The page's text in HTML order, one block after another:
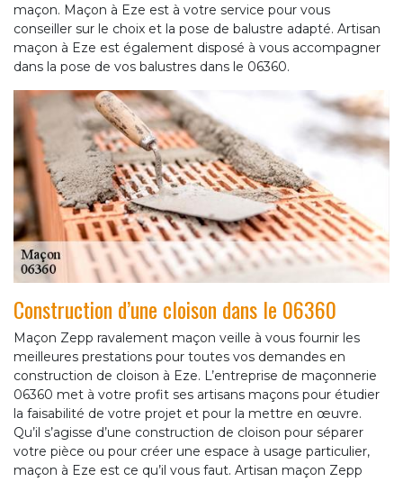
maçon. Maçon à Eze est à votre service pour vous
conseiller sur le choix et la pose de balustre adapté. Artisan
maçon à Eze est également disposé à vous accompagner
dans la pose de vos balustres dans le 06360.
Construction d’une cloison dans le 06360
Maçon Zepp ravalement maçon veille à vous fournir les
meilleures prestations pour toutes vos demandes en
construction de cloison à Eze. L’entreprise de maçonnerie
06360 met à votre profit ses artisans maçons pour étudier
la faisabilité de votre projet et pour la mettre en œuvre.
Qu’il s’agisse d’une construction de cloison pour séparer
votre pièce ou pour créer une espace à usage particulier,
maçon à Eze est ce qu’il vous faut. Artisan maçon Zepp